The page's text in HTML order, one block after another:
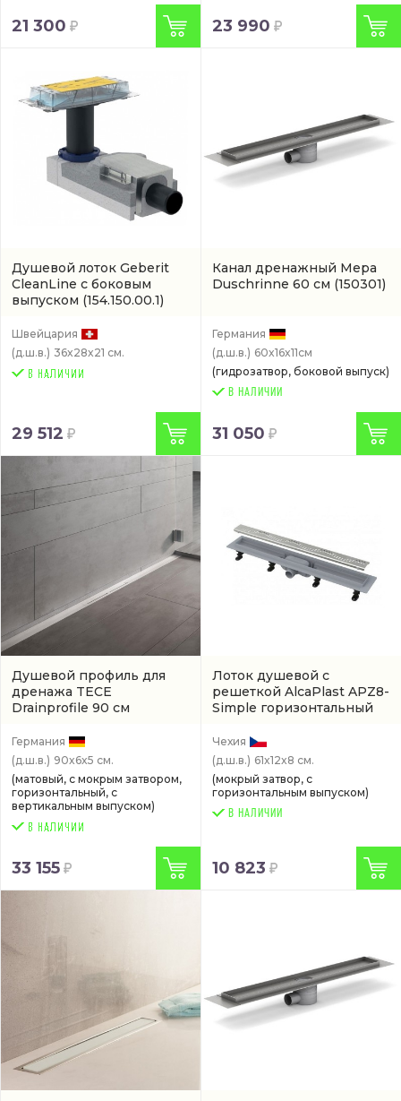
21 300 23 990
Душевой лоток Geberit
CleanLine с боковым
выпуском (154.150.00.1)
Швейцария
(д.ш.в.) 36x28x21 см.
29 512
Канал дренажный Mepa
Duschrinne 60 см (150301)
Германия
(д.ш.в.) 60x16x11см
(гидрозатвор, боковой выпуск)
В НАЛИЧИИ
31 050
Душевой профиль для
дренажа TECE
Drainprofile 90 см
Германия
(д.ш.в.) 90x6x5 см.
(матовый, с мокрым затвором,
горизонтальный, с
вертикальным выпуском)
33 155
Лоток душевой с
решеткой AlcaPlast APZ8-
Simple горизонтальный
Чехия
(д.ш.в.) 61x12x8 см.
(мокрый затвор, с
горизонтальным выпуском)
В НАЛИЧИИ
10 823